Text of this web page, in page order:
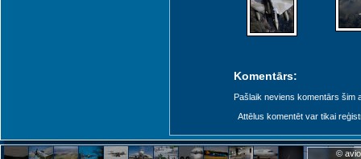
Komentārs:
Pašlaik neviens komentārs šim
Attēlus komentēt var tikai
©